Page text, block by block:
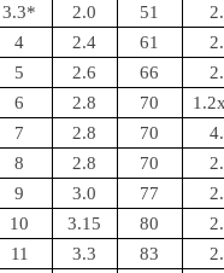
3.3*
2.0 51
4
2.4 61
5
2.6 66
6
2.8 70
7
2.8 70
8
2.8 70
9
3.0 77
10
3.15 80
11
3.3 83